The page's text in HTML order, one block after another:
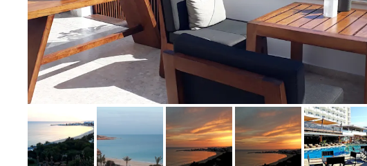
Bild melden
von Kirsten